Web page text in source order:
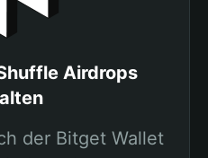
Airdrops
der Bitget Wallet